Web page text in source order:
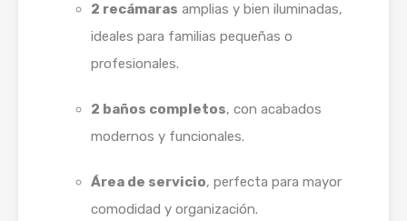
2 recámaras amplias y bien iluminadas,
ideales para familias pequeñas o
profesionales.
2 baños completos, con acabados
modernos y funcionales.
Área de servicio, perfecta para mayor
comodidad y organización.